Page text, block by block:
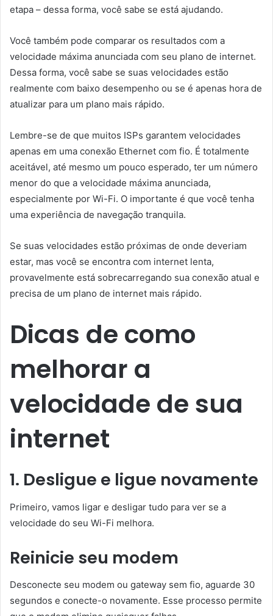
etapa – dessa forma, você sabe se está ajudando.
Você também pode comparar os resultados com a
velocidade máxima anunciada com seu plano de internet.
Dessa forma, você sabe se suas velocidades estão
realmente com baixo desempenho ou se é apenas hora de
atualizar para um plano mais rápido.
Lembre-se de que muitos ISPs garantem velocidades
apenas em uma conexão Ethernet com fio. É totalmente
aceitável, até mesmo um pouco esperado, ter um número
menor do que a velocidade máxima anunciada,
especialmente por Wi-Fi. O importante é que você tenha
uma experiência de navegação tranquila.
Se suas velocidades estão próximas de onde deveriam
estar, mas você se encontra com internet lenta,
provavelmente está sobrecarregando sua conexão atual e
precisa de um plano de internet mais rápido.
Dicas de como
melhorar a
velocidade de sua
internet
1. Desligue e ligue novamente
Primeiro, vamos ligar e desligar tudo para ver se a
velocidade do seu Wi-Fi melhora.
Reinicie seu modem
Desconecte seu modem ou gateway sem fio, aguarde 30
segundos e conecte-o novamente. Esse processo permite